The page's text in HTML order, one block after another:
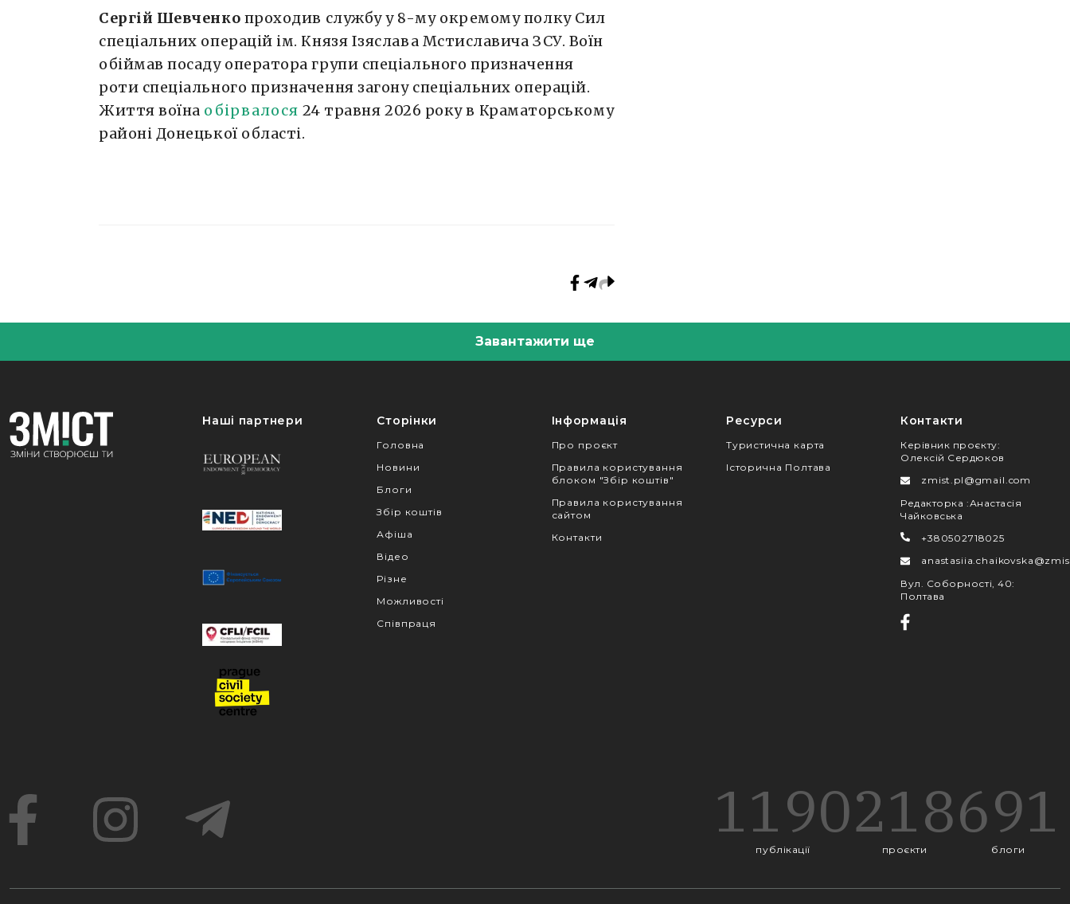
Сергій Шевченко проходив службу у 8-му окремому полку Сил
спеціальних операцій ім. Князя Ізяслава Мстиславича ЗСУ. Воїн
обіймав посаду оператора групи спеціального призначення
роти спеціального призначення загону спеціальних операцій.
Життя воїна обірвалося 24 травня 2026 року в Краматорському
районі Донецької області.
Завантажити ще
Наші партнери Сторінки
Головна
Новини
Блоги
Збір коштів
Афіша
Відео
Різне
Можливості
Співпраця
Інформація
Про проєкт
Правила користування
блоком "Збір коштів"
Правила користування
сайтом
Контакти
Ресурси
Туристична карта
Історична Полтава
Контакти
Керівник проєкту:
Олексій Сердюков
zmist.pl@gmail.com
Редакторка :Анастасія
Чайковська
+380502718025
Вул. Соборності, 40:
Полтава
1190
публікації
218
проєкти
691
блоги